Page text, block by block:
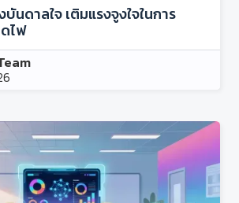
นดาลใจ เติมแรงจูงใจในการ
ไฟ